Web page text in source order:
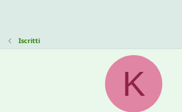
Iscritti
K